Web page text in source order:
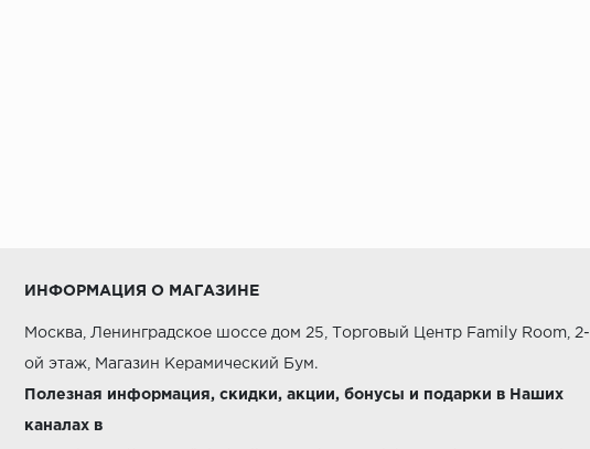
ИНФОРМАЦИЯ О МАГАЗИНЕ
Москва, Ленинградское шоссе дом 25, Торговый Центр Family Room, 2-
ой этаж, Магазин Керамический Бум.
Полезная информация, скидки, акции, бонусы и подарки в Наших
каналах в